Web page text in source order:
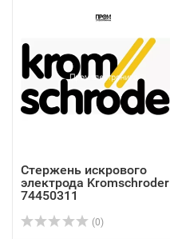
Стержень искрового
электрода Kromschroder
74450311
(0)